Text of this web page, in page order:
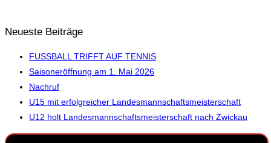
Neueste Beiträge
FUSSBALL TRIFFT AUF TENNIS
Saisoneröffnung am 1. Mai 2026
Nachruf
U15 mit erfolgreicher Landesmannschaftsmeisterschaft
U12 holt Landesmannschaftsmeisterschaft nach Zwickau